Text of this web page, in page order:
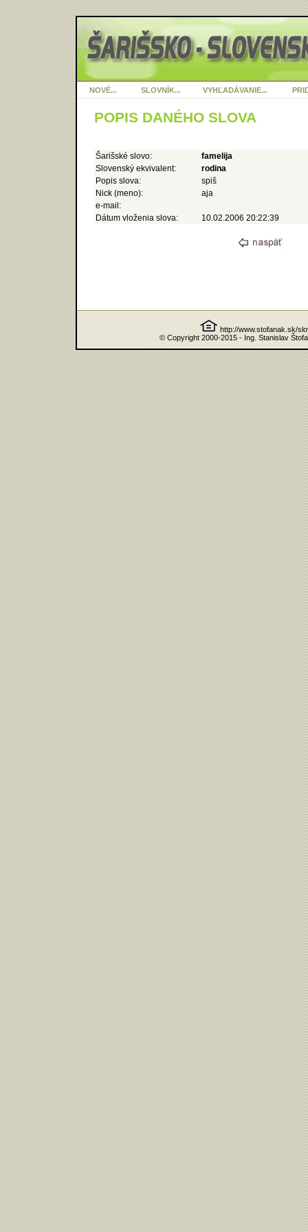
NOVÉ... SLOVNÍK... VYHĽADÁVANIE...
POPIS DANÉHO SLOVA
Šarišské slovo:
famelija
Slovenský ekvivalent:
rodina
Popis slova:
spiš
Nick (meno):
aja
e-mail:
Dátum vloženia slova:
10.02.2006 20:22:39
http://www.stofanak.sk/
© Copyright 2000-2015 - Ing. Stanislav